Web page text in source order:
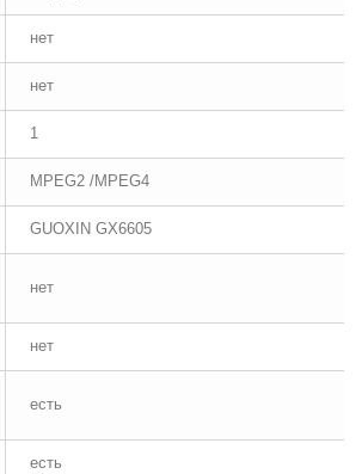
нет
нет
1
MPEG2 /MPEG4
GUOXIN GX6605
нет
нет
есть
есть